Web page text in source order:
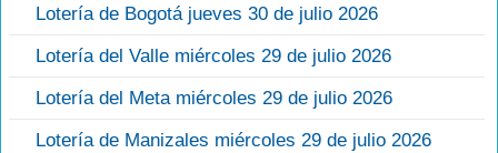
Lotería de Bogotá jueves 30 de julio 2026
Lotería del Valle miércoles 29 de julio 2026
Lotería del Meta miércoles 29 de julio 2026
Lotería de Manizales miércoles 29 de julio 2026